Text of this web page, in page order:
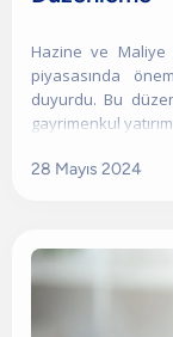
Hazine ve Maliye
piyasasında
duyurdu. Bu
gayrimenkul
28 Mayıs 2024